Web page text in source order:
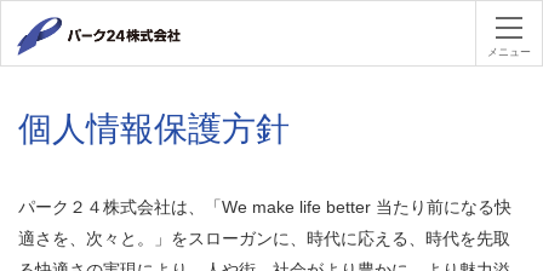
パーク２
メニュー
個人情報保護方針
パーク２４株式会社は、「We make life better 当たり前になる快
適さを、次々と。」をスローガンに、時代に応える、時代を先取